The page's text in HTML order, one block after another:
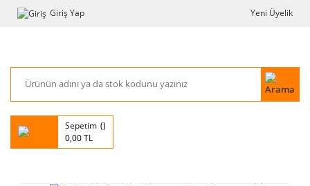
Giriş Yap Yeni Üyelik
Sepetim
0,00 TL